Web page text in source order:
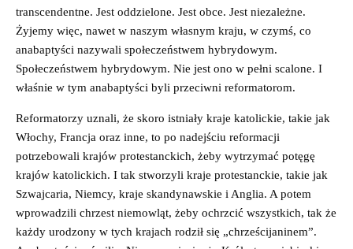
transcendentne. Jest oddzielone. Jest obce. Jest niezależne.
Żyjemy więc, nawet w naszym własnym kraju, w czymś, co
anabaptyści nazywali społeczeństwem hybrydowym.
Społeczeństwem hybrydowym. Nie jest ono w pełni scalone. I
właśnie w tym anabaptyści byli przeciwni reformatorom.
Reformatorzy uznali, że skoro istniały kraje katolickie, takie jak
Włochy, Francja oraz inne, to po nadejściu reformacji
potrzebowali krajów protestanckich, żeby wytrzymać potęgę
krajów katolickich. I tak stworzyli kraje protestanckie, takie jak
Szwajcaria, Niemcy, kraje skandynawskie i Anglia. A potem
wprowadzili chrzest niemowląt, żeby ochrzcić wszystkich, tak że
każdy urodzony w tych krajach rodził się „chrześcijaninem”.